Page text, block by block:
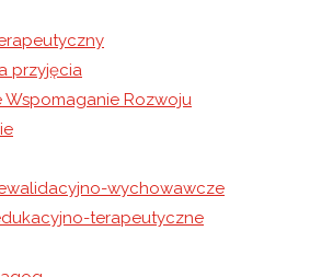
przyjęcia
Wspomaganie Rozwoju
wychowawcze
terapeutyczne
prowadzonych zajęć
Ośrodku Rewalidacyjno –
Caritas w Wysokiej,
nie deklaruje*, chęć
dziecka …………………………………………………… w